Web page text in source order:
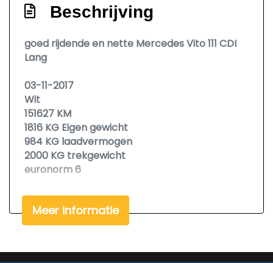
Elektrische ramen voor
Stuur verstelbaar
Tachograaf
Tussenschot volledig
Beschrijving
goed rijdende en nette Mercedes Vito 111 CDI
Lang
03-11-2017
Wit
151627 KM
1816 KG Eigen gewicht
984 KG laadvermogen
2000 KG trekgewicht
euronorm 6
opties:
airco
elektrische ramen
Meer informatie